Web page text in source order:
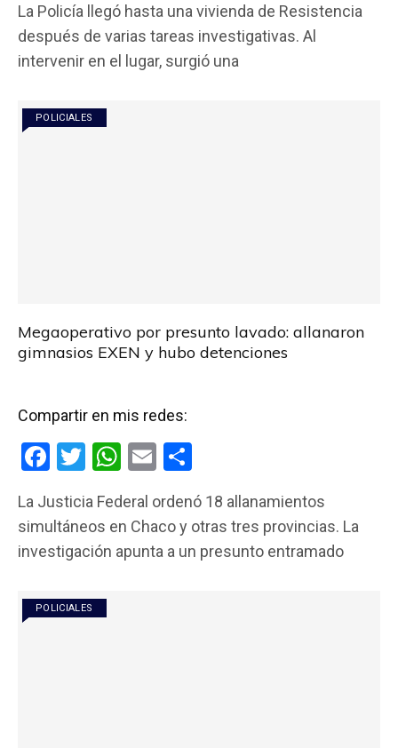
ce
b
o
k
tt
er
at
s
A
ail m
p
ar
La Policía llegó hasta una vivienda de Resistencia
después de varias tareas investigativas. Al
intervenir en el lugar, surgió una
POLICIALES
Megaoperativo por presunto lavado: allanaron
gimnasios EXEN y hubo detenciones
Compartir en mis redes:
F
ce
b
o
k
T
tt
er
W
at
s
A
E
ail m
p
ar
La Justicia Federal ordenó 18 allanamientos
simultáneos en Chaco y otras tres provincias. La
investigación apunta a un presunto entramado
POLICIALES